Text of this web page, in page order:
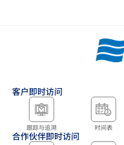
客户即时访问
跟踪与追溯 时间表
合作伙伴即时访问